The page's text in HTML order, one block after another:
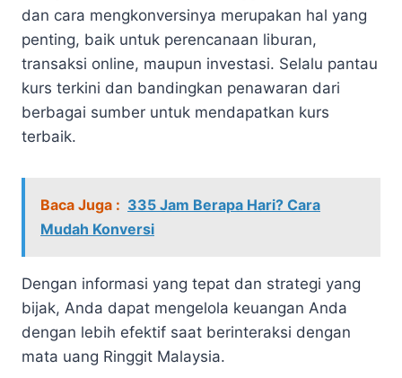
dan cara mengkonversinya merupakan hal yang
penting, baik untuk perencanaan liburan,
transaksi online, maupun investasi. Selalu pantau
kurs terkini dan bandingkan penawaran dari
berbagai sumber untuk mendapatkan kurs
terbaik.
Baca Juga : 335 Jam Berapa Hari? Cara
Mudah Konversi
Dengan informasi yang tepat dan strategi yang
bijak, Anda dapat mengelola keuangan Anda
dengan lebih efektif saat berinteraksi dengan
mata uang Ringgit Malaysia.